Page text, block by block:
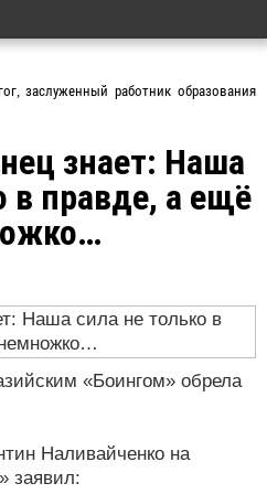
заслуженный работник образования
знает: Наша
в правде, а ещё
«Боингом» обрела
Наливайченко на
заявил: